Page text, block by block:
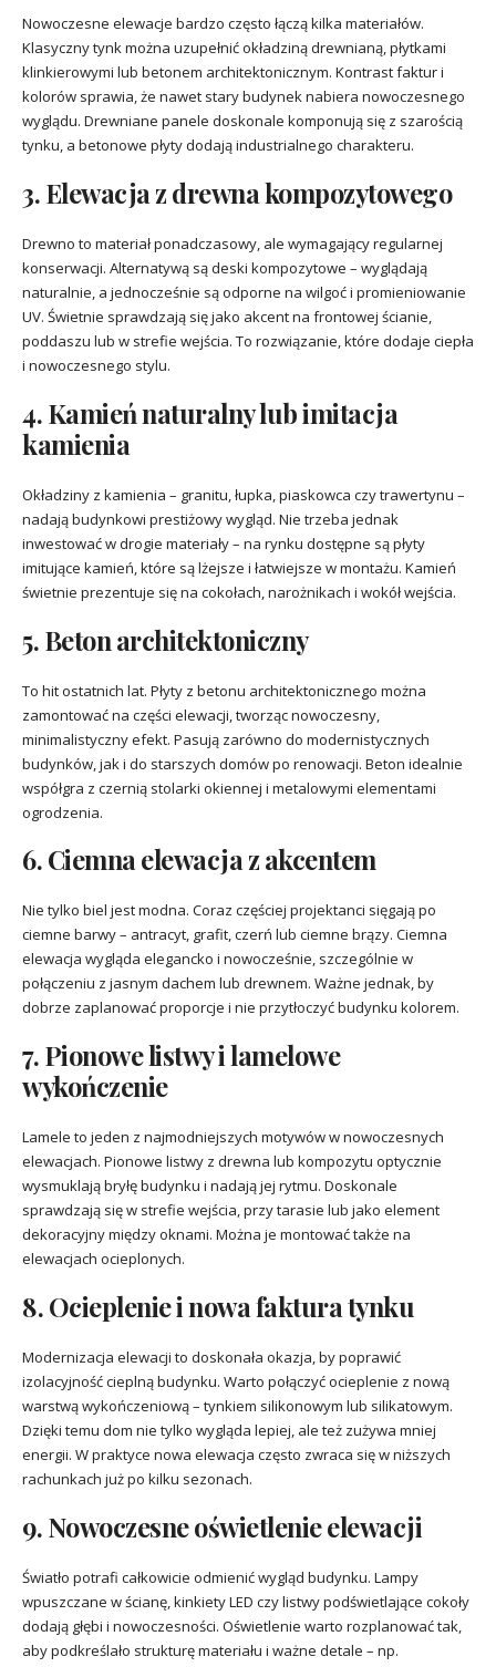
Nowoczesne elewacje bardzo często łączą kilka materiałów.
Klasyczny tynk można uzupełnić okładziną drewnianą, płytkami
klinkierowymi lub betonem architektonicznym. Kontrast faktur i
kolorów sprawia, że nawet stary budynek nabiera nowoczesnego
wyglądu. Drewniane panele doskonale komponują się z szarością
tynku, a betonowe płyty dodają industrialnego charakteru.
3. Elewacja z drewna kompozytowego
Drewno to materiał ponadczasowy, ale wymagający regularnej
konserwacji. Alternatywą są deski kompozytowe – wyglądają
naturalnie, a jednocześnie są odporne na wilgoć i promieniowanie
UV. Świetnie sprawdzają się jako akcent na frontowej ścianie,
poddaszu lub w strefie wejścia. To rozwiązanie, które dodaje ciepła
i nowoczesnego stylu.
4. Kamień naturalny lub imitacja
kamienia
Okładziny z kamienia – granitu, łupka, piaskowca czy trawertynu –
nadają budynkowi prestiżowy wygląd. Nie trzeba jednak
inwestować w drogie materiały – na rynku dostępne są płyty
imitujące kamień, które są lżejsze i łatwiejsze w montażu. Kamień
świetnie prezentuje się na cokołach, narożnikach i wokół wejścia.
5. Beton architektoniczny
To hit ostatnich lat. Płyty z betonu architektonicznego można
zamontować na części elewacji, tworząc nowoczesny,
minimalistyczny efekt. Pasują zarówno do modernistycznych
budynków, jak i do starszych domów po renowacji. Beton idealnie
współgra z czernią stolarki okiennej i metalowymi elementami
ogrodzenia.
6. Ciemna elewacja z akcentem
Nie tylko biel jest modna. Coraz częściej projektanci sięgają po
ciemne barwy – antracyt, grafit, czerń lub ciemne brązy. Ciemna
elewacja wygląda elegancko i nowocześnie, szczególnie w
połączeniu z jasnym dachem lub drewnem. Ważne jednak, by
dobrze zaplanować proporcje i nie przytłoczyć budynku kolorem.
7. Pionowe listwy i lamelowe
wykończenie
Lamele to jeden z najmodniejszych motywów w nowoczesnych
elewacjach. Pionowe listwy z drewna lub kompozytu optycznie
wysmuklają bryłę budynku i nadają jej rytmu. Doskonale
sprawdzają się w strefie wejścia, przy tarasie lub jako element
dekoracyjny między oknami. Można je montować także na
elewacjach ocieplonych.
8. Ocieplenie i nowa faktura tynku
Modernizacja elewacji to doskonała okazja, by poprawić
izolacyjność cieplną budynku. Warto połączyć ocieplenie z nową
warstwą wykończeniową – tynkiem silikonowym lub silikatowym.
Dzięki temu dom nie tylko wygląda lepiej, ale też zużywa mniej
energii. W praktyce nowa elewacja często zwraca się w niższych
rachunkach już po kilku sezonach.
9. Nowoczesne oświetlenie elewacji
Światło potrafi całkowicie odmienić wygląd budynku. Lampy
wpuszczane w ścianę, kinkiety LED czy listwy podświetlające cokoły
dodają głębi i nowoczesności. Oświetlenie warto rozplanować tak,
aby podkreślało strukturę materiału i ważne detale – np.